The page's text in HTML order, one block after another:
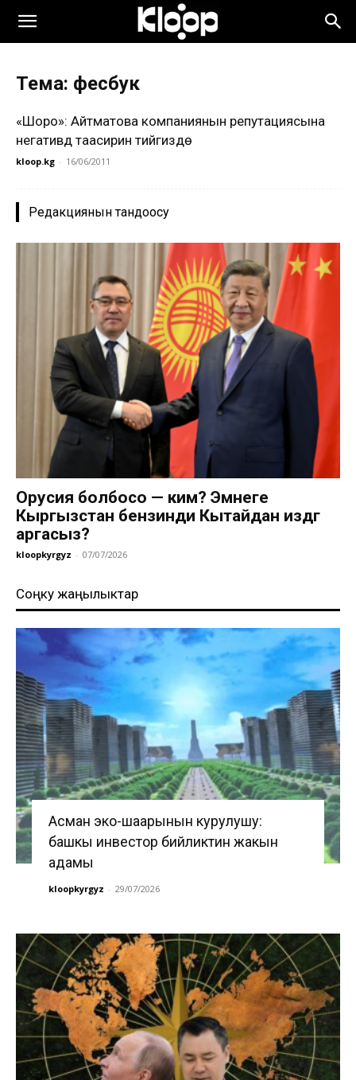
Тема: фесбук
«Шоро»: Айтматова компаниянын репутациясына
негативдүү таасирин тийгизүүдө
kloop.kg - 16/06/2011
Редакциянын тандоосу
Орусия болбосо — ким? Эмнеге
Кыргызстан бензинди Кытайдан издөөгө
аргасыз?
kloopkyrgyz - 07/07/2026
Соңку жаңылыктар
Асман эко-шаарынын курулушу:
башкы инвестор бийликтин жакын
адамы
kloopkyrgyz - 29/07/2026